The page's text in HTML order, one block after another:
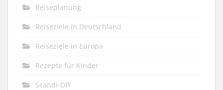
Reiseplanung
Reiseziele in Deutschland
Reiseziele in Europa
Rezepte für Kinder
Scandi-DIY